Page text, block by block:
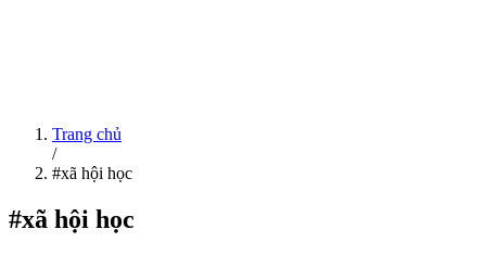
Trang chủ
/
#xã hội học
#xã hội học